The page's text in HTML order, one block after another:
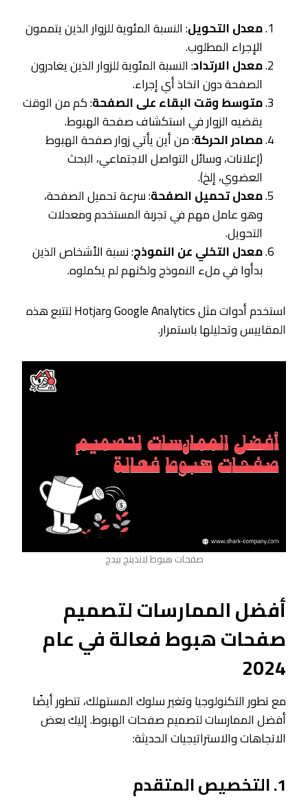
معدل التحويل: النسبة المئوية للزوار الذين يتممون
الإجراء المطلوب.
معدل الارتداد: النسبة المئوية للزوار الذين يغادرون
الصفحة دون اتخاذ أي إجراء.
متوسط وقت البقاء على الصفحة: كم من الوقت
يقضيه الزوار في استكشاف صفحة الهبوط.
مصادر الحركة: من أين يأتي زوار صفحة الهبوط
(إعلانات، وسائل التواصل الاجتماعي، البحث
العضوي، إلخ).
معدل تحميل الصفحة: سرعة تحميل الصفحة،
وهو عامل مهم في تجربة المستخدم ومعدلات
التحويل.
معدل التخلي عن النموذج: نسبة الأشخاص الذين
بدأوا في ملء النموذج ولكنهم لم يكملوه.
استخدم أدوات مثل Google Analytics وHotjar لتتبع هذه
المقاييس وتحليلها باستمرار.
صفحات هبوط لاندينج بيدج
أفضل الممارسات لتصميم
صفحات هبوط فعالة في عام
2024
مع تطور التكنولوجيا وتغير سلوك المستهلك، تتطور أيضًا
أفضل الممارسات لتصميم صفحات الهبوط. إليك بعض
الاتجاهات والاستراتيجيات الحديثة:
1. التخصيص المتقدم